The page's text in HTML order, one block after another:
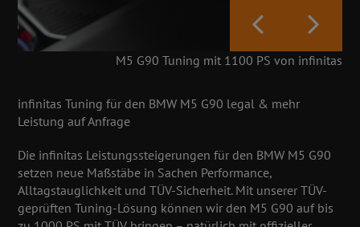
M5 G90 Tuning mit 1100 PS von infinitas
infinitas Tuning für den BMW M5 G90 legal & mehr
Leistung auf Anfrage
Die infinitas Leistungssteigerungen für den BMW M5 G90
setzen neue Maßstäbe in Sachen Performance,
Alltagstauglichkeit und TÜV-Sicherheit. Mit unserer TÜV-
geprüften Tuning-Lösung können wir den M5 G90 auf bis